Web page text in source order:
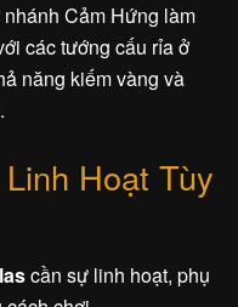
Cảm Hứng làm
các tướng cấu rỉa ở
năng kiếm vàng và
Hoạt Tùy
cần sự linh hoạt, phụ